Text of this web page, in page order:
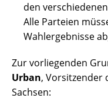
den
Alle Parteien
Wahlergebnisse
Zur vorliegenden
Urban, Vorsitzender
Sachsen: